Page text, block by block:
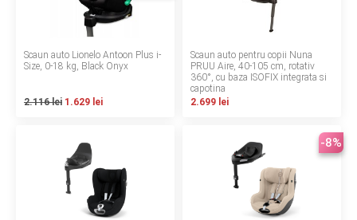
Depozit
Q & A
Politica de confidentialitate
Politica de utilizare cookie-uri
Scaun auto Lionelo Antoon Plus i-
Size, 0-18 kg, Black Onyx
2.116 lei 1.629 lei
Scaun auto pentru copii Nuna
PRUU Aire, 40-105 cm, rotativ
360°, cu baza ISOFIX integrata si
capotina
2.699 lei
-8%